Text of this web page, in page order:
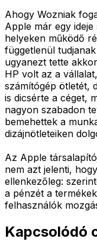
Ahogy Wozniak
Apple már egy
helyeken működő
függetlenül
ugyanezt tette
HP volt az a
számítógép ötletét,
is dicsérte a céget,
nagyon szabadon
bemehettek a
dizájnötleteiken
Az Apple
nem azt jelenti,
ellenkezőleg:
a pénzét a
felhasználók
Kapcsolódó